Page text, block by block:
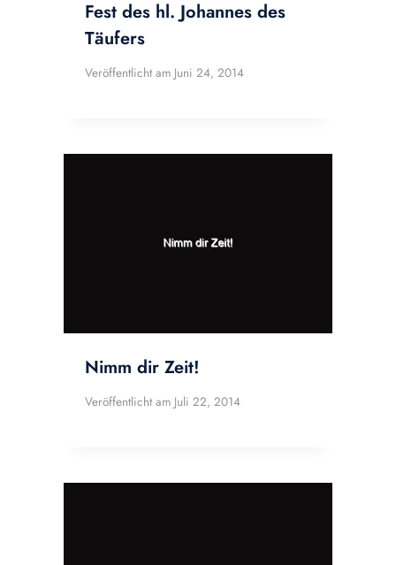
Fest des hl. Johannes des
Täufers
Veröffentlicht am Juni 24, 2014
Nimm dir Zeit!
Veröffentlicht am Juli 22, 2014